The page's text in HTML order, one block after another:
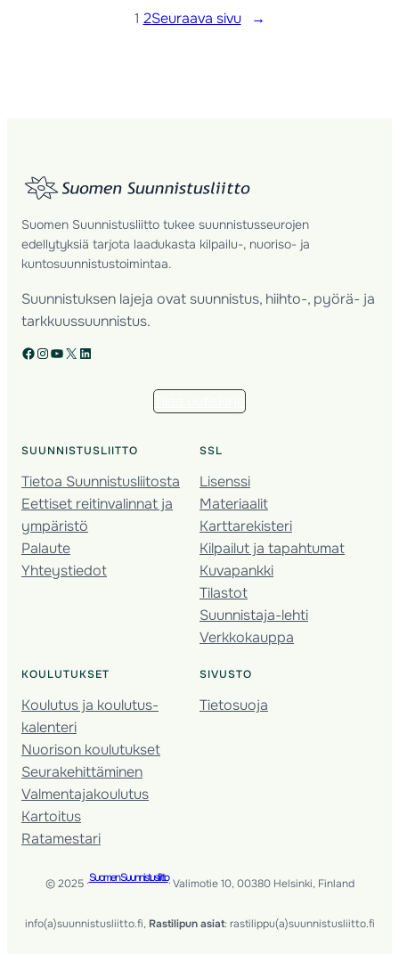
1 2Seuraava sivu →
Suomen Suunnistusliitto tukee suunnistusseurojen
edellytyksiä tarjota laadukasta kilpailu-, nuoriso- ja
kuntosuunnistustoimintaa.
Suunnistuksen lajeja ovat suunnistus, hiihto-, pyörä- ja
tarkkuussuunnistus.
Facebook Instagram YouTube X LinkedIn
SUUNNISTUSLIITTO
Tietoa Suunnistusliitosta
Eettiset reitinvalinnat ja
ympäristö
Palaute
Yhteystiedot
SSL
Lisenssi
Materiaalit
Karttarekisteri
Kilpailut ja tapahtumat
Kuvapankki
Tilastot
Suunnistaja-lehti
Verkkokauppa
KOULUTUKSET
Koulutus ja koulutus­
kalenteri
Nuorison koulutukset
Seura­kehittäminen
Valmentaja­koulutus
Kartoitus
Ratamestari
SIVUSTO
Tietosuoja
© 2025 ·Suomen Suunnistusliitto· Valimotie 10, 00380 Helsinki, Finland
info(a)suunnistusliitto.fi, Rastilipun asiat: rastilippu(a)suunnistusliitto.fi